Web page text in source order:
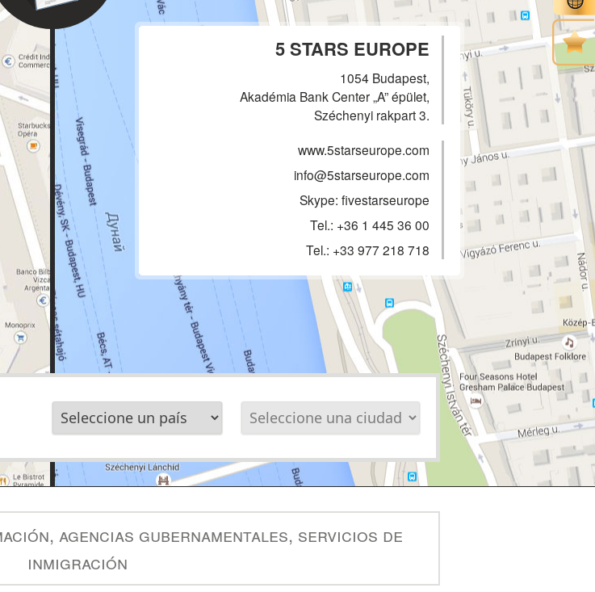
5 STARS EUROPE
1054 Budapest,
Akadémia Bank Center „A” épület,
Széchenyi rakpart 3.
www.5starseurope.com
info@5starseurope.com
Skype: fivestarseurope
Tel.: +36 1 445 36 00
Tel.: +33 977 218 718
agencias gubernamentales, servicios de
inmigración